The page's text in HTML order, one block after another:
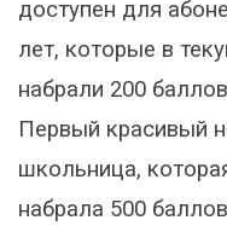
доступен для
лет, которые в
набрали 200
Первый красивый
школьница,
набрала 500